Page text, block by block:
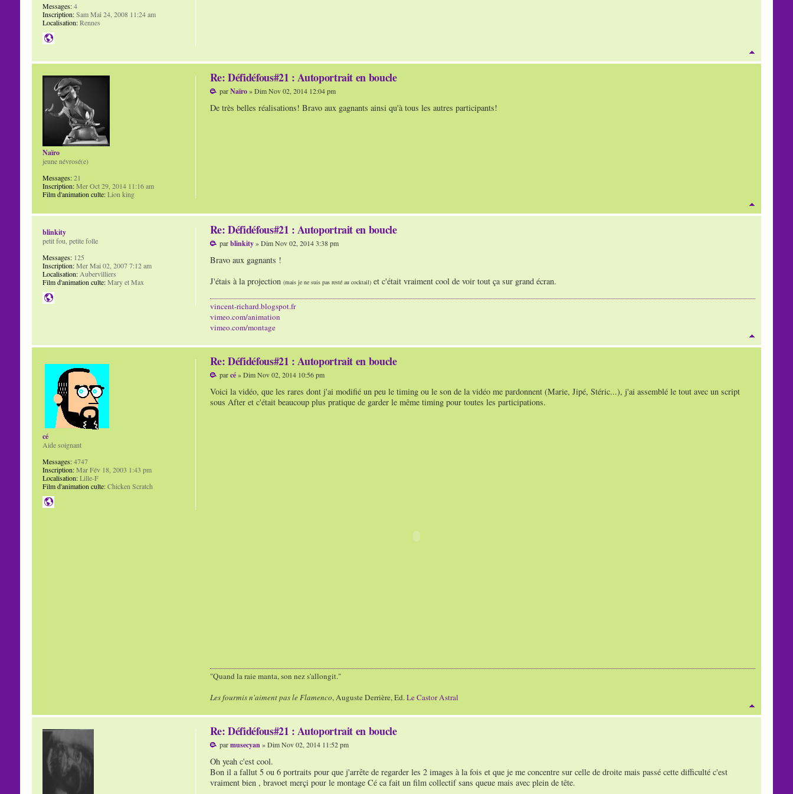
Messages:4
Inscription:Sam Mai 24, 2008 11:24 am
Localisation:Rennes
Re: Défidéfous#21 : Autoportrait en boucle
parNaïro» Dim Nov 02, 2014 12:04 pm
De très belles réalisations! Bravo aux gagnants ainsi qu'à tous les autres participants!
Naïro
jeune névrosé(e)
Messages:21
Inscription:Mer Oct 29, 2014 11:16 am
Film d'animation culte:Lion king
Re: Défidéfous#21 : Autoportrait en boucle
parblinkity» Dim Nov 02, 2014 3:38 pm
Bravo aux gagnants !
J'étais à la projection (mais je ne suis pas resté au cocktail)et c'était vraiment cool de voir tout ça sur grand écran.
vincent-richard.blogspot.fr
vimeo.com/animation
vimeo.com/montage
blinkity
petit fou, petite folle
Messages:125
Inscription:Mer Mai 02, 2007 7:12 am
Localisation:Aubervilliers
Film d'animation culte:Mary et Max
Re: Défidéfous#21 : Autoportrait en boucle
parcé» Dim Nov 02, 2014 10:56 pm
Voici la vidéo, que les rares dont j'ai modifié un peu le timing ou le son de la vidéo me pardonnent (Marie, Jipé, Stéric...), j'ai assemblé le tout avec un script
sous After et c'était beaucoup plus pratique de garder le même timing pour toutes les participations.
"Quand la raie manta, son nez s'allongit."
Les fourmis n'aiment pas le Flamenco, Auguste Derrière, Ed.Le Castor Astral
cé
Aide soignant
Messages:4747
Inscription:Mar Fév 18, 2003 1:43 pm
Localisation:Lille-F
Film d'animation culte:Chicken Scratch
Re: Défidéfous#21 : Autoportrait en boucle
parmusecyan» Dim Nov 02, 2014 11:52 pm
Oh yeah c'est cool.
Bon il a fallut 5 ou 6 portraits pour que j'arrête de regarder les 2 images à la fois et que je me concentre sur celle de droite mais passé cette difficulté c'est
vraiment bien , bravoet merçi pour le montage Cé ca fait un film collectif sans queue mais avec plein de tête.